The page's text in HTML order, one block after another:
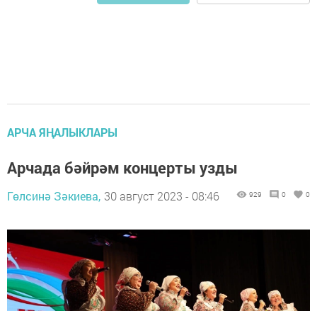
АРЧА ЯҢАЛЫКЛАРЫ
Арчада бәйрәм концерты узды
Гөлсинә Зәкиева, 30 август 2023 - 08:46 929 0 0